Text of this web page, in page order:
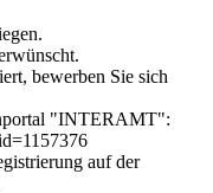
bewerben Sie sich
"INTERAMT":
auf der